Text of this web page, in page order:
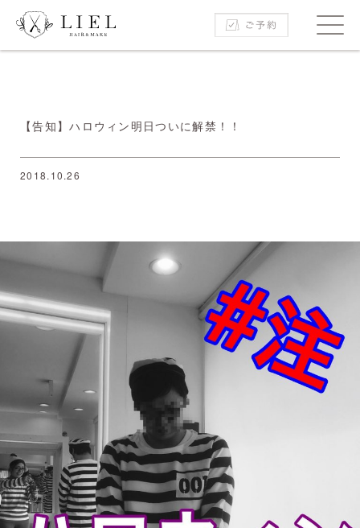
【告知】ハロウィン明日ついに解禁！！
2018.10.26